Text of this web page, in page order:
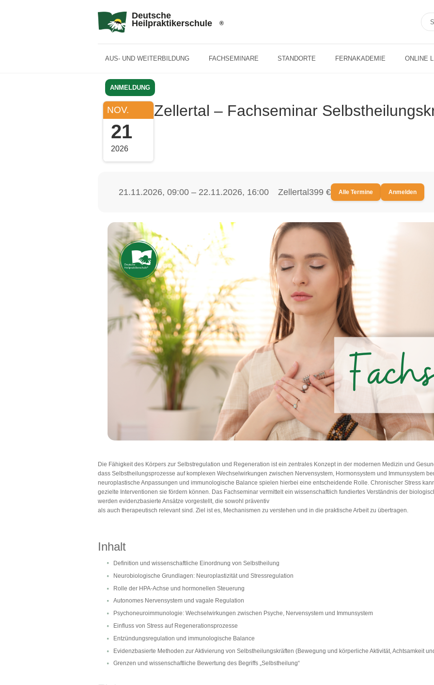
Deutsche
Heilpraktikerschule
AUS- UND WEITERBILDUNG FACHSEMINARE STANDORTE FERNAKADEMIE ONLINE
ANMELDUNG
NOV.
21
2026
Zellertal ‒ Fachseminar
21.11.2026, 09:00 – 22.11.2026, 16:00 Zellertal 399 € Alle Termine Anmelden
Die Fähigkeit des Körpers zur Selbstregulation und Regeneration ist ein zentrales Konzept in der modernen Medizin und
dass Selbstheilungsprozesse auf komplexen Wechselwirkungen zwischen Nervensystem, Hormonsystem und Immunsystem
neuroplastische Anpassungen und immunologische Balance spielen hierbei eine entscheidende Rolle. Chronischer Stress
gezielte Interventionen sie fördern können. Das Fachseminar vermittelt ein wissenschaftlich fundiertes Verständnis der
werden evidenzbasierte Ansätze vorgestellt, die sowohl präventiv
als auch therapeutisch relevant sind. Ziel ist es, Mechanismen zu verstehen und in die praktische Arbeit zu übertragen.
Inhalt
Definition und wissenschaftliche Einordnung von Selbstheilung
Neurobiologische Grundlagen: Neuroplastizität und Stressregulation
Rolle der HPA-Achse und hormonellen Steuerung
Autonomes Nervensystem und vagale Regulation
Psychoneuroimmunologie: Wechselwirkungen zwischen Psyche, Nervensystem und Immunsystem
Einfluss von Stress auf Regenerationsprozesse
Entzündungsregulation und immunologische Balance
Evidenzbasierte Methoden zur Aktivierung von Selbstheilungskräften (Bewegung und körperliche Aktivität, Achtsamkeit
Grenzen und wissenschaftliche Bewertung des Begriffs „Selbstheilung“